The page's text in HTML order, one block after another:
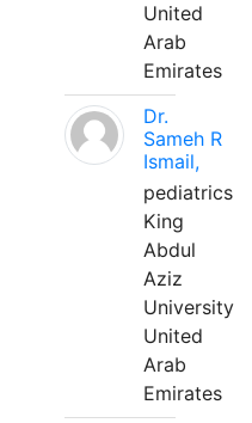
United
Arab
Emirates
Dr.
Sameh R
Ismail,
pediatrics
King
Abdul
Aziz
University
United
Arab
Emirates